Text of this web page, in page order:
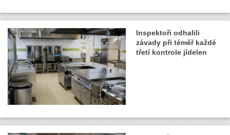
Inspektoři odhalili
závady při téměř každé
třetí kontrole jídelen